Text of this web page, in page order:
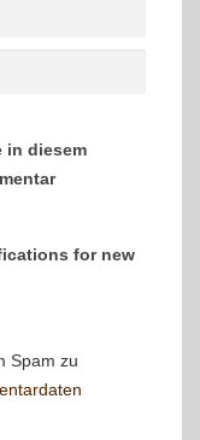
in diesem
for new
Spam zu